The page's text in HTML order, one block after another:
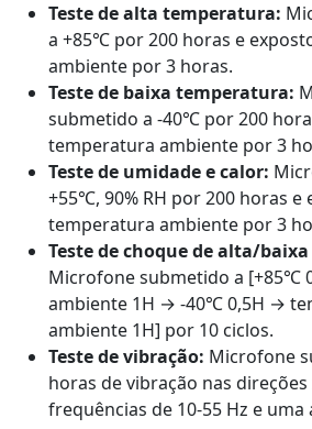
Teste de alta temperatura:
a +85℃ por 200 horas e
ambiente por 3 horas.
Teste de baixa temperatura:
submetido a -40℃ por 200
temperatura ambiente por 3
Teste de umidade e calor:
+55℃, 90% RH por 200 horas e
temperatura ambiente por 3
Teste de choque de alta/
Microfone submetido a [+85℃
ambiente 1H → -40℃ 0,5H →
ambiente 1H] por 10 ciclos.
Teste de vibração: Microfone
horas de vibração nas direções
frequências de 10-55 Hz e